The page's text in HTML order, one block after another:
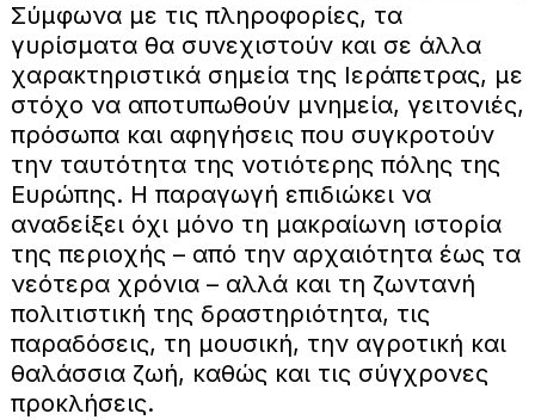
Σύμφωνα με τις πληροφορίες, τα
γυρίσματα θα συνεχιστούν και σε άλλα
χαρακτηριστικά σημεία της Ιεράπετρας, με
στόχο να αποτυπωθούν μνημεία, γειτονιές,
πρόσωπα και αφηγήσεις που συγκροτούν
την ταυτότητα της νοτιότερης πόλης της
Ευρώπης. Η παραγωγή επιδιώκει να
αναδείξει όχι μόνο τη μακραίωνη ιστορία
της περιοχής – από την αρχαιότητα έως τα
νεότερα χρόνια – αλλά και τη ζωντανή
πολιτιστική της δραστηριότητα, τις
παραδόσεις, τη μουσική, την αγροτική και
θαλάσσια ζωή, καθώς και τις σύγχρονες
προκλήσεις.